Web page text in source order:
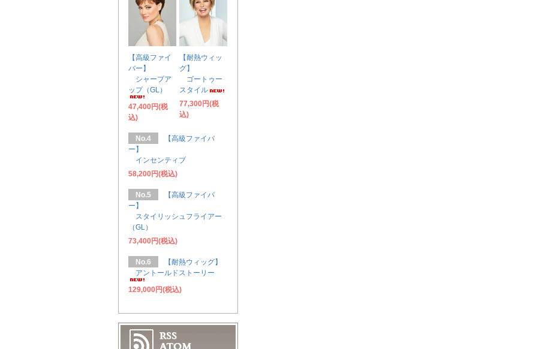
【高級ファイ
バー】
シャープア
ップ（GL）
47,400円(税
込)
【耐熱ウィッ
グ】
ゴートゥー
スタイル
77,300円(税
込)
No.4
【高級ファイバ
ー】
インセンティブ
58,200円(税込)
No.5
【高級ファイバ
ー】
スタイリッシュフライアー
（GL）
73,400円(税込)
No.6
【耐熱ウィッグ】
アントールドストーリー
129,000円(税込)